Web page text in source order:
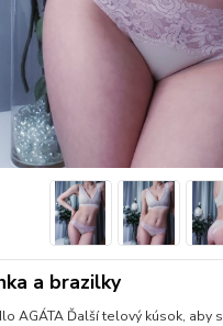
a brazilky
AGÁTA Ďalší telový kúsok, aby